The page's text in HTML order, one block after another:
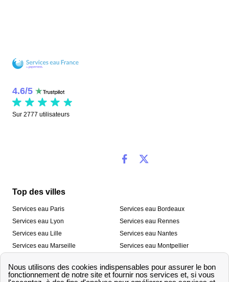
4.6/5
Sur 2777 utilisateurs
Top des villes
Services eau Paris
Services eau Lyon
Services eau Lille
Services eau Marseille
Services eau Toulon
Services eau Bordeaux
Services eau Rennes
Services eau Nantes
Services eau Montpellier
Services eau Strasbourg